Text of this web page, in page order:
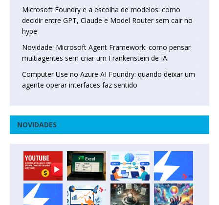
Microsoft Foundry e a escolha de modelos: como
decidir entre GPT, Claude e Model Router sem cair no
hype
Novidade: Microsoft Agent Framework: como pensar
multiagentes sem criar um Frankenstein de IA
Computer Use no Azure AI Foundry: quando deixar um
agente operar interfaces faz sentido
NOVIDADES